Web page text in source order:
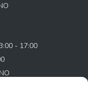
- 17:00